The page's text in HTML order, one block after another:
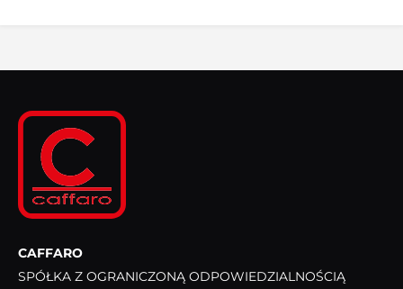
CAFFARO
SPÓŁKA Z OGRANICZONĄ ODPOWIEDZIALNOŚCIĄ